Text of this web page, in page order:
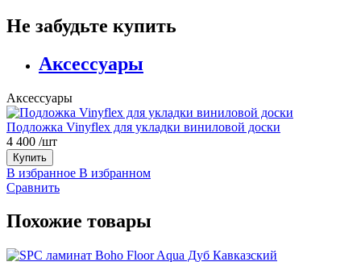
Не забудьте купить
Аксессуары
Аксессуары
Подложка Vinyflex для укладки виниловой доски
4 400 /шт
Купить
В избранное В избранном
Сравнить
Похожие товары